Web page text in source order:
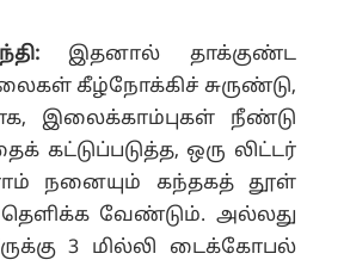
இதனால் தாக்குண்ட
கீழ்நோக்கிச் சுருண்டு,
இலைக்காம்புகள் நீண்டு
கட்டுப்படுத்த, ஒரு லிட்டர்
நனையும் கந்தகத் தூள்
வேண்டும். அல்லது
3 மில்லி டைக்கோபல்